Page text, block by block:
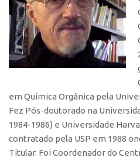
Buscar Anterioridade
Como solicitar
Portal do Inventor
VPI – Vocação para
Patrimônio Genético
Leis e Normas
Transferência de Tecnologia
Editais de TT
em Química Orgânica pela
Fez Pós-doutorado na
1984-1986) e Universidade
contratado pela USP em 1988
Titular. Foi Coordenador do